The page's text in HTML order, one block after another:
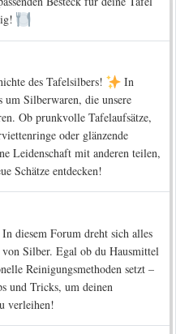
des Tafelsilbers!
In
um Silberwaren, die unsere
Ob prunkvolle Tafelaufsätze,
oder glänzende
Leidenschaft mit anderen teilen,
Schätze entdecken!
In diesem Forum dreht sich alles
Silber. Egal ob du Hausmittel
Reinigungsmethoden setzt –
und Tricks, um deinen
verleihen!